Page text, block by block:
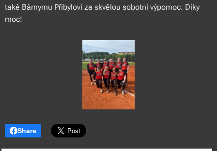
také Bárnymu Přibylovi za skvělou sobotní výpomoc. Díky
moc!
Share